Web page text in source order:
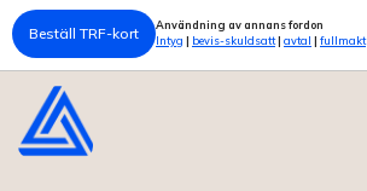
Beställ TRF-kort
Användning av annans fordon
Intyg
bevis-skuldsatt avtal fullmakt